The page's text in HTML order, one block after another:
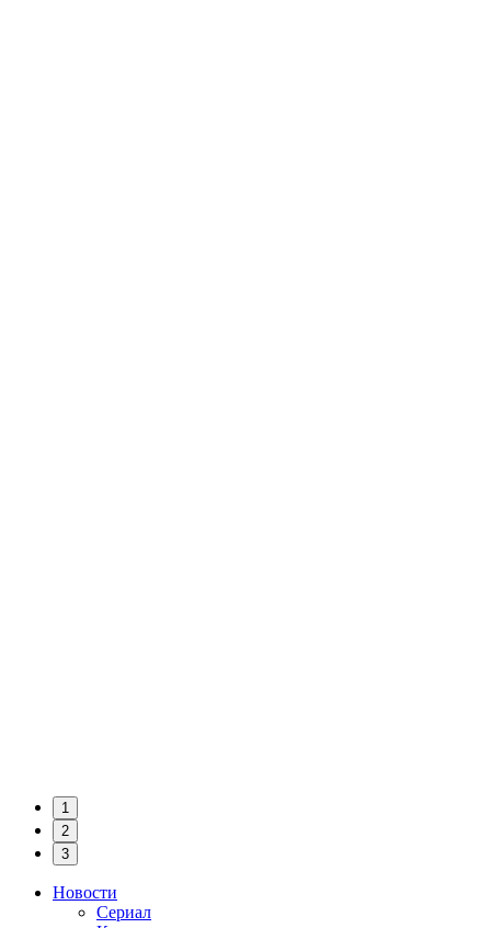
1
2
3
Новости
Сериал